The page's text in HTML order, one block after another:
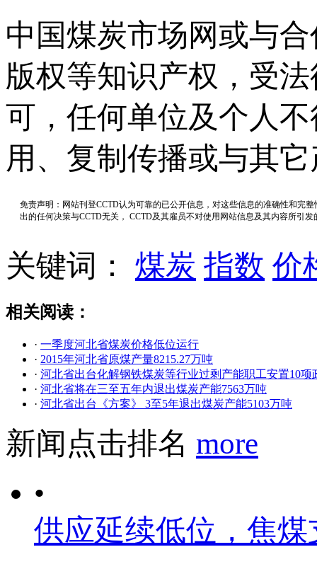
中国煤炭市场网或与
版权等知识产权，受
可，任何单位及个人
用、复制传播或与其
免责声明：网站刊登CCTD认为可靠的已公开信息，对这些信息的准确性和完
出的任何决策与CCTD无关， CCTD及其雇员不对使用网站信息及其内容所引
关键词： 煤炭 指数 价
相关阅读：
· 一季度河北省煤炭价格低位运行
· 2015年河北省原煤产量8215.27万吨
· 河北省出台化解钢铁煤炭等行业过剩产能职工安置10项
· 河北省将在三至五年内退出煤炭产能7563万吨
· 河北省出台《方案》 3至5年退出煤炭产能5103万吨
新闻点击排名 more
•
供应延续低位，焦煤